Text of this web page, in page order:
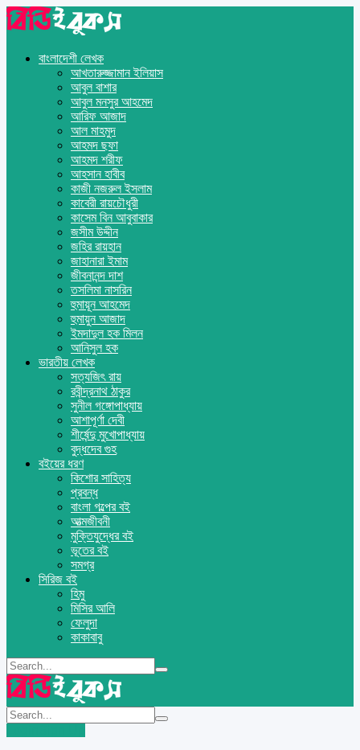
বাংলাদেশী লেখক
আখতারুজ্জামান ইলিয়াস
আবুল বাশার
আবুল মনসুর আহমেদ
আরিফ আজাদ
আল মাহমুদ
আহমদ ছফা
আহমদ শরীফ
আহসান হাবীব
কাজী নজরুল ইসলাম
কাবেরী রায়চৌধুরী
কাসেম বিন আবুবাকার
জসীম উদ্দীন
জহির রায়হান
জাহানারা ইমাম
জীবনানন্দ দাশ
তসলিমা নাসরিন
হুমায়ূন আহমেদ
হুমায়ুন আজাদ
ইমদাদুল হক মিলন
আনিসুল হক
ভারতীয় লেখক
সত্যজিৎ রায়
রবীন্দ্রনাথ ঠাকুর
সুনীল গঙ্গোপাধ্যায়
আশাপূর্ণা দেবী
শীর্ষেন্দু মুখোপাধ্যায়
বুদ্ধদেব গুহ
বইয়ের ধরণ
কিশোর সাহিত্য
প্রবন্ধ
বাংলা গল্পের বই
আত্মজীবনী
মুক্তিযুদ্ধের বই
ভূতের বই
সমগ্র
সিরিজ বই
হিমু
মিসির আলি
ফেলুদা
কাকাবাবু